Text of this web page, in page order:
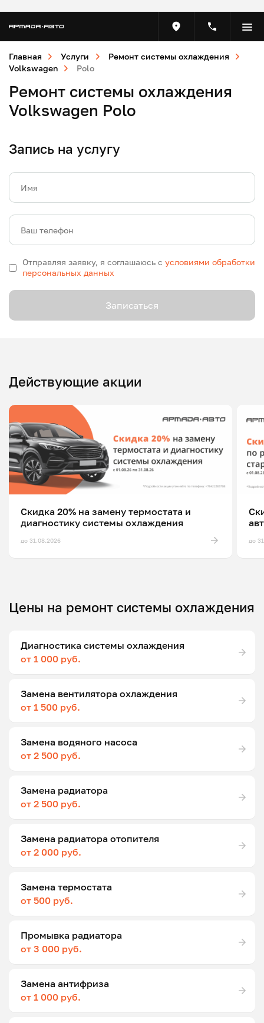
Главная Услуги
Ремонт системы охлаждения
Volkswagen
Polo
Ремонт системы охлаждения
Volkswagen Polo
Запись на услугу
Имя
Ваш телефон
Отправляя заявку, я соглашаюсь с условиями обработки
персональных данных
Записаться
Действующие акции
Скидка 20% на замену термостата и
диагностику системы охлаждения
до 31.08.2026 до
Цены на ремонт системы охлаждения
Диагностика системы охлаждения
от 1 000 руб.
Замена вентилятора охлаждения
от 1 500 руб.
Замена водяного насоса
от 2 500 руб.
Замена радиатора
от 2 500 руб.
Замена радиатора отопителя
от 2 000 руб.
Замена термостата
от 500 руб.
Промывка радиатора
от 3 000 руб.
Замена антифриза
от 1 000 руб.